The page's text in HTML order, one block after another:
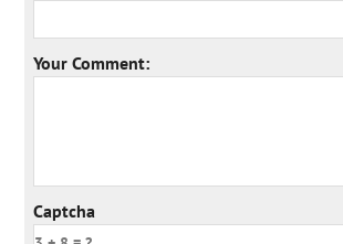
Your Comment:
Captcha